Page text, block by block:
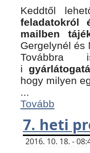
Keddtől
feladatokról
mailben
Gergelynél és
Továbbra
i
hogy milyen
...
Tovább
7. heti
2016. 10. 18. -